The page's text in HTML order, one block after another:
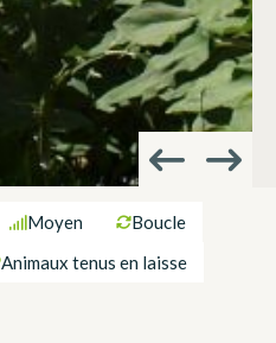
Moyen
Boucle
Animaux tenus en laisse